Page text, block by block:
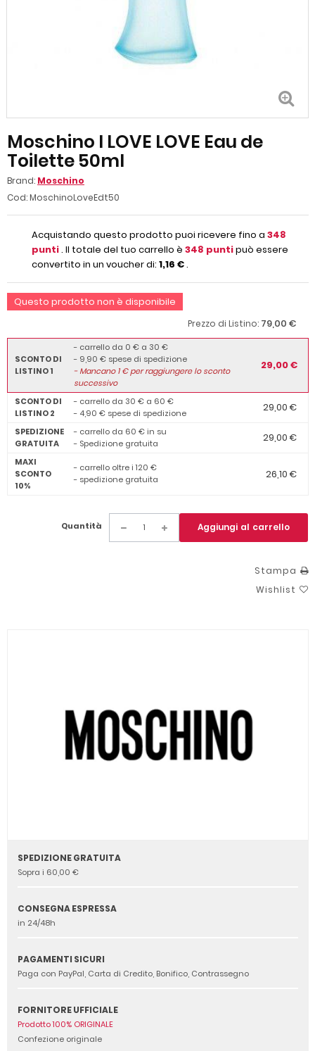
Moschino I LOVE LOVE Eau de
Toilette 50ml
Brand: Moschino
Cod:MoschinoLoveEdt50
Acquistando questo prodotto puoi ricevere fino a 348
punti. Il totale del tuo carrello è 348 puntipuò essere
convertito in un voucher di: 1,16 €.
Questo prodotto non è disponibile
Prezzo di Listino: 79,00 €
SCONTO DI
LISTINO 1
- carrello da 0 € a 30 €
- 9,90 € spese di spedizione
-Mancano1€ per raggiungere lo sconto
successivo
29,00 €
SCONTO DI
LISTINO 2
- carrello da 30 € a 60 €
- 4,90 € spese di spedizione
29,00 €
SPEDIZIONE
GRATUITA
- carrello da 60 € in su
- Spedizione gratuita
29,00 €
MAXI
SCONTO
10%
- carrello oltre i 120 €
- spedizione gratuita
26,10 €
Quantità Aggiungi al carrello
Stampa
Wishlist
SPEDIZIONE GRATUITA
Sopra i 60,00 €
CONSEGNA ESPRESSA
in 24/48h
PAGAMENTI SICURI
Paga con PayPal, Carta di Credito, Bonifico, Contrassegno
FORNITORE UFFICIALE
Prodotto 100% ORIGINALE
Confezione originale